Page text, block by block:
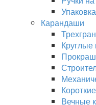
Карандаши
Вечные